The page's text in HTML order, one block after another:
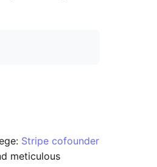
Stripe cofounder
meticulous